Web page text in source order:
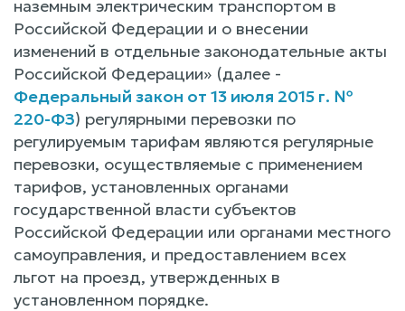
наземным электрическим транспортом в
Российской Федерации и о внесении
изменений в отдельные законодательные акты
Российской Федерации» (далее -
Федеральный закон от 13 июля 2015 г. №
220-ФЗ) регулярными перевозки по
регулируемым тарифам являются регулярные
перевозки, осуществляемые с применением
тарифов, установленных органами
государственной власти субъектов
Российской Федерации или органами местного
самоуправления, и предоставлением всех
льгот на проезд, утвержденных в
установленном порядке.